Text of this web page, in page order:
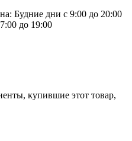
Будние дни с 9:00 до 20:00
до 19:00
купившие этот товар,